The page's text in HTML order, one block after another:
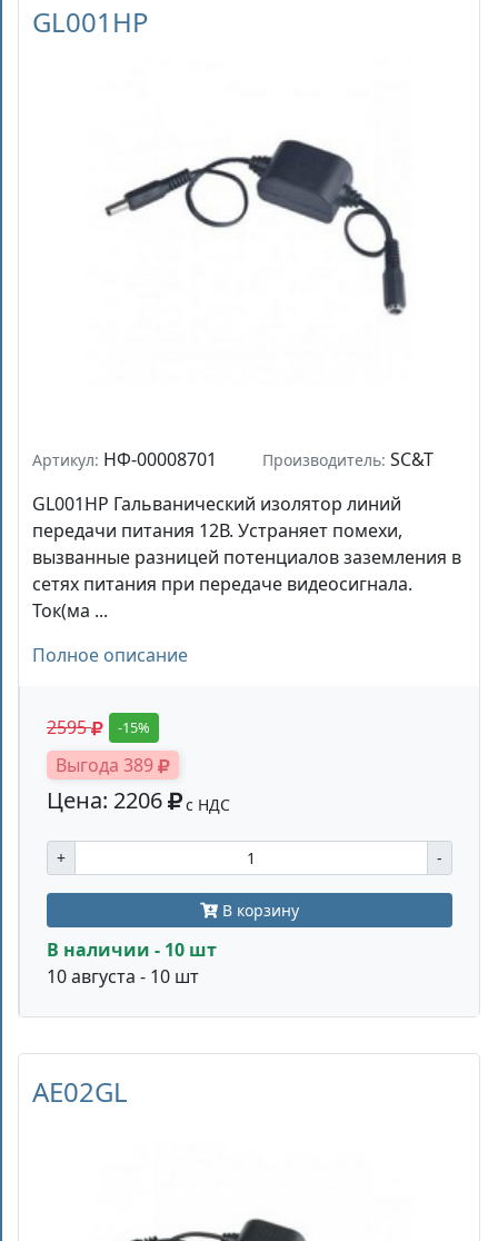
GL001HP
Артикул: НФ-00008701 Производитель: SC&T
GL001HP Гальванический изолятор линий
передачи питания 12В. Устраняет помехи,
вызванные разницей потенциалов заземления в
сетях питания при передаче видеосигнала.
Ток(ма ...
Полное описание
2595 -15%
Выгода 389
Цена: 2206 с НДС
+ -
В корзину
В наличии - 10 шт
10 августа - 10 шт
AE02GL